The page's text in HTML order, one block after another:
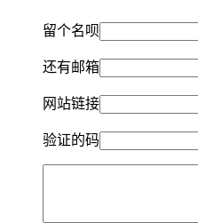
留个名呗
还有邮箱
网站链接
验证的码